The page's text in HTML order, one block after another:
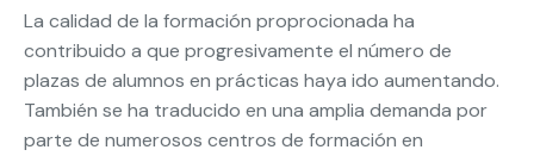
La calidad de la formación proprocionada ha
contribuido a que progresivamente el número de
plazas de alumnos en prácticas haya ido aumentando.
También se ha traducido en una amplia demanda por
parte de numerosos centros de formación en